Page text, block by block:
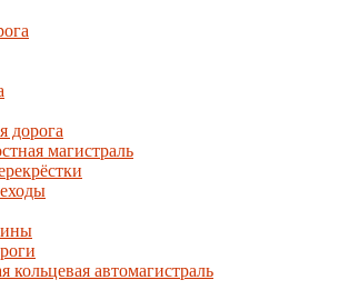
дорога
магистраль
кольцевая автомагистраль